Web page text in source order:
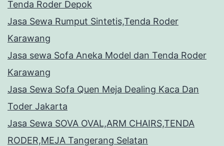
Tenda Roder Depok
Jasa Sewa Rumput Sintetis,Tenda Roder
Karawang
Jasa sewa Sofa Aneka Model dan Tenda Roder
Karawang
Jasa Sewa Sofa Quen Meja Dealing Kaca Dan
Toder Jakarta
Jasa Sewa SOVA OVAL,ARM CHAIRS,TENDA
RODER,MEJA Tangerang Selatan